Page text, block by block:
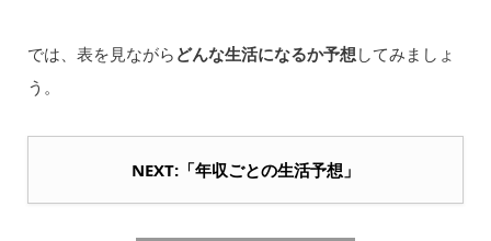
では、表を見ながら どんな生活になるか予想 してみましょ
う。
NEXT:「年収ごとの生活予想」